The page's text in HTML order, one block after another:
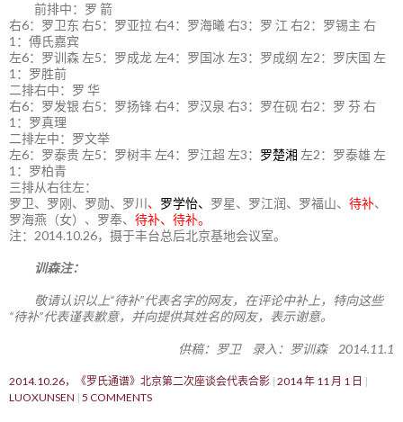
前排中：罗 箭
右6：罗卫东 右5：罗亚拉 右4：罗海曦 右3：罗 江 右2：罗锡主 右
1：傅氏嘉宾
左6：罗训森 左5：罗成龙 左4：罗国冰 左3：罗成纲 左2：罗庆国 左
1：罗胜前
二排右中：罗 华
右6：罗发银 右5：罗扬锋 右4：罗汉泉 右3：罗在砚 右2：罗 芬 右
1：罗真理
二排左中：罗文举
左6：罗泰贵 左5：罗树丰 左4：罗江超 左3： 罗楚湘 左2：罗泰雄 左
1：罗柏青
三排从右往左：
罗卫、罗刚、罗勋、罗川 、 罗学怡、 罗星、罗江润、罗福山、 待补、
罗海燕（女）、罗奉、 待补、待补。
注：2014.10.26，摄于丰台总后北京基地会议室。
训森注：
敬请认识以上“待补”代表名字的网友，在评论中补上，特向这些
“待补”代表谨表歉意，并向提供其姓名的网友，表示谢意。
供稿：罗卫 录入：罗训森 2014.11.1
2014.10.26，《罗氏通谱》北京第二次座谈会代表合影 2014 年 11 月 1 日
LUOXUNSEN 5 COMMENTS